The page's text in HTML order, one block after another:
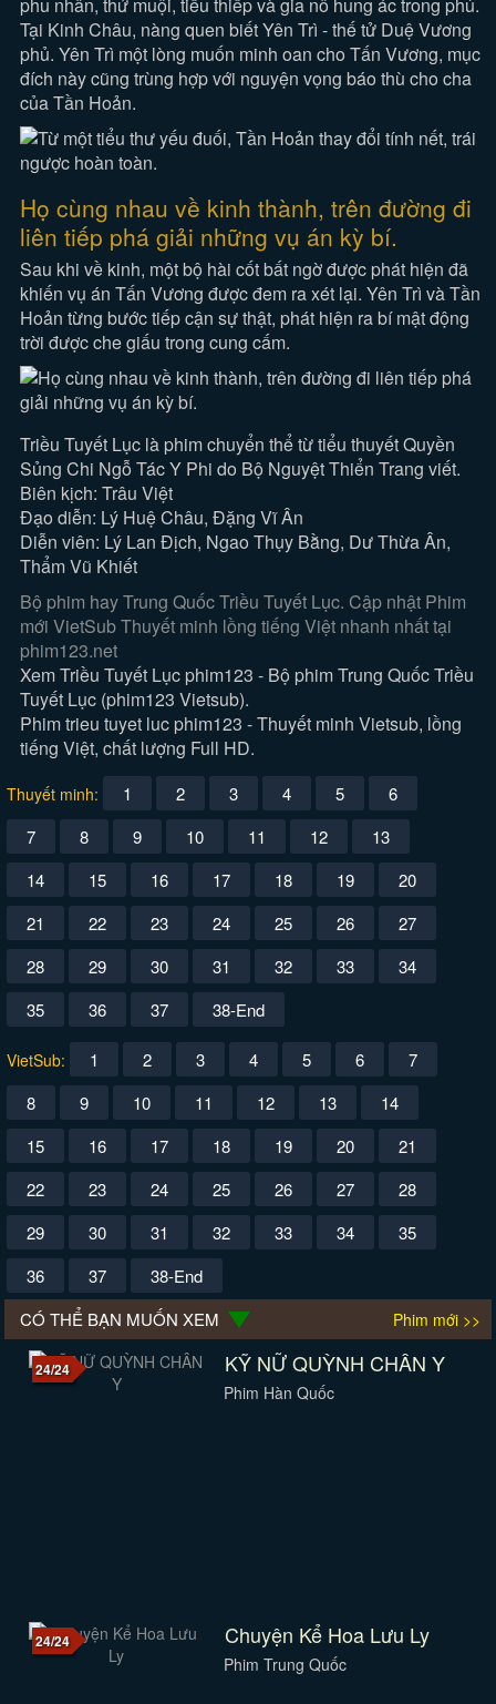
Tại Kinh Châu, nàng quen biết Yên Trì - thế tử Duệ Vương
phủ. Yên Trì một lòng muốn minh oan cho Tấn Vương, mục
đích này cũng trùng hợp với nguyện vọng báo thù cho cha
của Tần Hoản.
Họ cùng nhau về kinh thành, trên đường đi
liên tiếp phá giải những vụ án kỳ bí.
Sau khi về kinh, một bộ hài cốt bất ngờ được phát hiện đã
khiến vụ án Tấn Vương được đem ra xét lại. Yên Trì và Tần
Hoản từng bước tiếp cận sự thật, phát hiện ra bí mật động
trời được che giấu trong cung cấm.
Triều Tuyết Lục là phim chuyển thể từ tiểu thuyết Quyền
Sủng Chi Ngỗ Tác Y Phi do Bộ Nguyệt Thiển Trang viết.
Biên kịch: Trâu Việt
Đạo diễn: Lý Huệ Châu, Đặng Vĩ Ân
Diễn viên: Lý Lan Địch, Ngao Thụy Bằng, Dư Thừa Ân,
Thẩm Vũ Khiết
Bộ phim hay Trung Quốc Triều Tuyết Lục. Cập nhật Phim
mới VietSub Thuyết minh lồng tiếng Việt nhanh nhất tại
phim123.net
Xem Triều Tuyết Lục phim123 - Bộ phim Trung Quốc Triều
Tuyết Lục (phim123 Vietsub).
Phim trieu tuyet luc phim123 - Thuyết minh Vietsub, lồng
tiếng Việt, chất lượng Full HD.
Thuyết minh: 1 2 3 4 5
6
7
8 9 10 11 12
13
14
15 16 17 18 19
20
21
22 23 24 25 26
27
28
29 30 31 32 33
34
35
36 37 38-End
VietSub: 1 2 3 4 5 6
7
8
9 10 11 12 13
14
15
16 17 18 19 20
21
22
23 24 25 26 27
28
29
30 31 32 33 34
35
36
37
38-End
CÓ THỂ BẠN MUỐN XEM
Phim mới >>
24/24 KỸ NỮ QUỲNH CHÂN Y
Phim Hàn Quốc
24/24 Chuyện Kể Hoa Lưu Ly
Phim Trung Quốc